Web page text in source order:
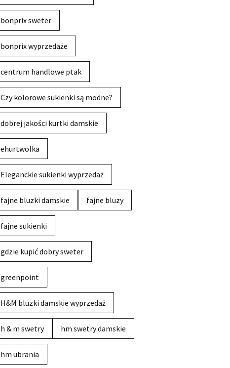
bonprix sweter
bonprix wyprzedaże
centrum handlowe ptak
Czy kolorowe sukienki są modne?
dobrej jakości kurtki damskie
ehurtwolka
Eleganckie sukienki wyprzedaż
fajne bluzki damskie fajne bluzy
fajne sukienki
gdzie kupić dobry sweter
greenpoint
H&M bluzki damskie wyprzedaż
h & m swetry hm swetry damskie
hm ubrania